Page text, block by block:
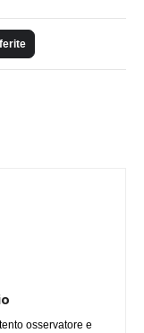
osservatore e